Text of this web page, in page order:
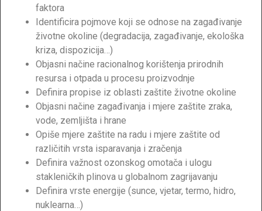
faktora
Identificira pojmove koji se odnose na zagađivanje
životne okoline (degradacija, zagađivanje, ekološka
kriza, dispozicija…)
Objasni načine racionalnog korištenja prirodnih
resursa i otpada u procesu proizvodnje
Definira propise iz oblasti zaštite životne okoline
Objasni načine zagađivanja i mjere zaštite zraka,
vode, zemljišta i hrane
Opiše mjere zaštite na radu i mjere zaštite od
različitih vrsta isparavanja i zračenja
Definira važnost ozonskog omotača i ulogu
stakleničkih plinova u globalnom zagrijavanju
Definira vrste energije (sunce, vjetar, termo, hidro,
nuklearna…)